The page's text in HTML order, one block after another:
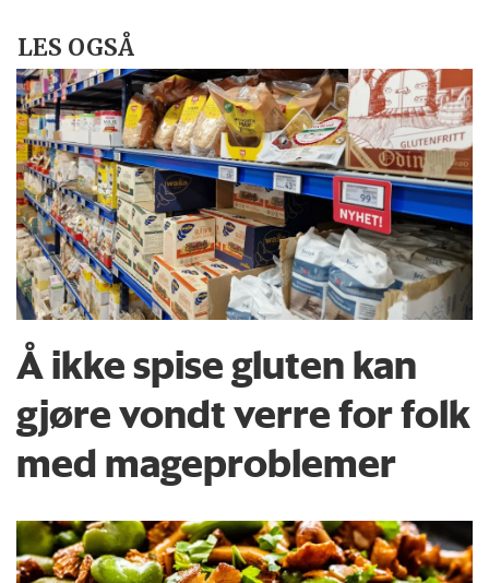
LES OGSÅ
Å ikke spise gluten kan
gjøre vondt verre for folk
med mageproblemer